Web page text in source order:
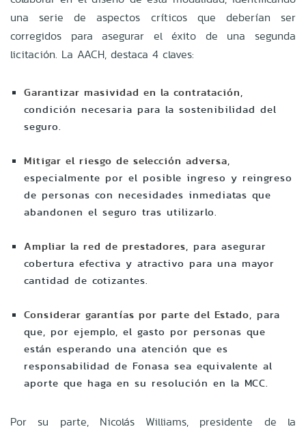
una serie de aspectos críticos que deberían ser
corregidos para asegurar el éxito de una segunda
licitación. La AACH, destaca 4 claves:
Garantizar masividad en la contratación,
condición necesaria para la sostenibilidad del
seguro.
Mitigar el riesgo de selección adversa,
especialmente por el posible ingreso y reingreso
de personas con necesidades inmediatas que
abandonen el seguro tras utilizarlo.
Ampliar la red de prestadores, para asegurar
cobertura efectiva y atractivo para una mayor
cantidad de cotizantes.
Considerar garantías por parte del Estado, para
que, por ejemplo, el gasto por personas que
están esperando una atención que es
responsabilidad de Fonasa sea equivalente al
aporte que haga en su resolución en la MCC.
Por su parte, Nicolás Williams, presidente de la